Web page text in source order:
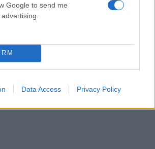
Google to send me
Data Access Privacy Policy